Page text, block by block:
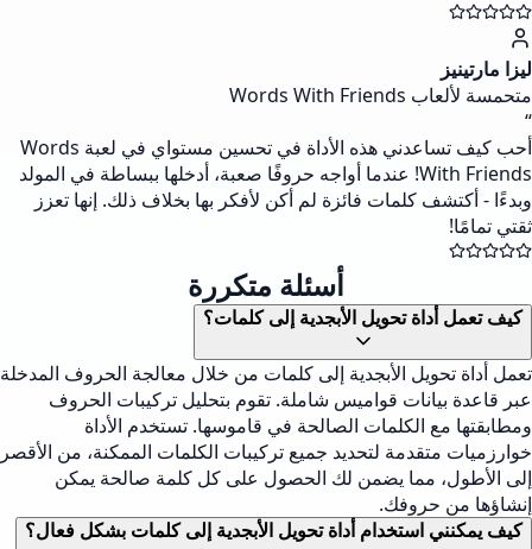
ليزا مارتينيز
متحمسة لألعاب Words With Friends
“
أحب كيف تساعدني هذه الأداة في تحسين مستواي في لعبة Words
With Friends! عندما أواجه حروفًا صعبة، أدخلها ببساطة في المولد
وبدءًا - أكتشف كلمات فائزة لم أكن لأفكر بها بخلاف ذلك. إنها تعزز
ثقتي تمامًا!
أسئلة متكررة
كيف تعمل أداة تحويل الأبجدية إلى كلمات؟
تعمل أداة تحويل الأبجدية إلى كلمات من خلال معالجة الحروف المدخلة
عبر قاعدة بيانات قواميس شاملة. تقوم بتحليل تركيبات الحروف
ومطابقتها مع الكلمات الصالحة في قاموسها. تستخدم الأداة
خوارزميات متقدمة لتحديد جميع تركيبات الكلمات الممكنة، من الأقصر
إلى الأطول، مما يضمن لك الحصول على كل كلمة صالحة يمكن
إنشاؤها من حروفك.
كيف يمكنني استخدام أداة تحويل الأبجدية إلى كلمات بشكل فعال؟